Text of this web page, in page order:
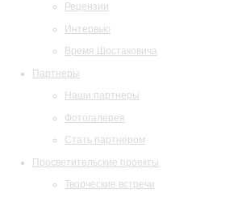
Рецензии
Интервью
Время Шостаковича
Партнеры
Наши партнеры
Фотогалерея
Стать партнером
Просветительские проекты
Творческие встречи